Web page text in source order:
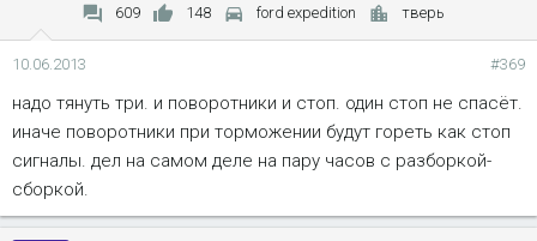
609 148 ford expedition тверь
10.06.2013 #369
надо тянуть три. и поворотники и стоп. один стоп не спасёт.
иначе поворотники при торможении будут гореть как стоп
сигналы. дел на самом деле на пару часов с разборкой-
сборкой.